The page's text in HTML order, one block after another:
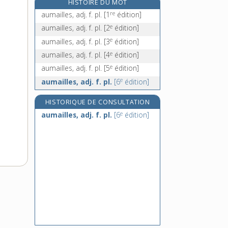
aumônière, n. f.
aumusse, n. f.
aunage, n. m.
aunaie, n. f.
HISTOIRE DU MOT
aumailles, adj. f. pl. [1 re édition]
aumailles, adj. f. pl. [2e édition]
aumailles, adj. f. pl. [3e édition]
aumailles, adj. f. pl. [4e édition]
aumailles, adj. f. pl. [5e édition]
aumailles, adj. f. pl. [6e édition]
HISTORIQUE DE CONSULTATION
aumailles, adj. f. pl. [6e édition]